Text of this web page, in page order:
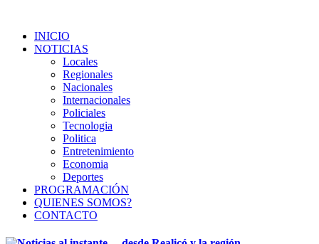
INICIO
NOTICIAS
Locales
Regionales
Nacionales
Internacionales
Policiales
Tecnologia
Politica
Entretenimiento
Economia
Deportes
PROGRAMACIÓN
QUIENES SOMOS?
CONTACTO